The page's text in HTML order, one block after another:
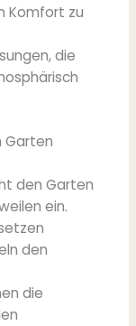
Komfort zu
die
Garten
den Garten
ein.
den
die